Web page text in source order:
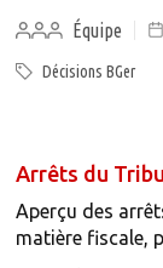
Équipe
Décisions BGer
Arrêts du
Aperçu des
matière fiscale,